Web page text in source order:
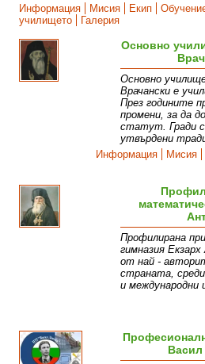
Информация
Мисия Екип
училището
Галерия
Основно
Основно
Врачански е
През годините
промени, за да
статут. Гради
утвърдени
Информация
Мисия
Профилирана
гимназия
от най -
страната,
и международни